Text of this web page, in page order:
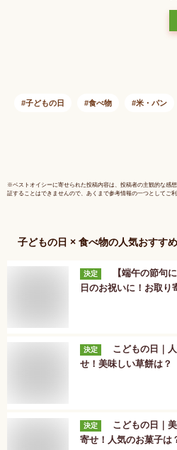
子どもの日 食べ物 米・パン
※ベストオイシーに寄せられた投稿内容は、投稿者の主観的な感
証することはできませんので、あくまで参考情報の一つとしてご利
子どもの日 × 食べ物の人気おすす
決定
【端午の節句
日のお祝いに！お取り
決定
こどもの日｜
せ！美味しい草餅は？
決定
こどもの日｜
寄せ！人気のお菓子は